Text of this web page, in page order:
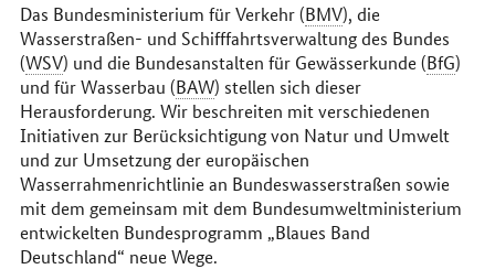
Das Bundesministerium für Verkehr (BMV), die
Wasserstraßen- und Schifffahrtsverwaltung des Bundes
(WSV) und die Bundesanstalten für Gewässerkunde (BfG)
und für Wasserbau (BAW) stellen sich dieser
Herausforderung. Wir beschreiten mit verschiedenen
Initiativen zur Berücksichtigung von Natur und Umwelt
und zur Umsetzung der europäischen
Wasserrahmenrichtlinie an Bundeswasserstraßen sowie
mit dem gemeinsam mit dem Bundesumweltministerium
entwickelten Bundesprogramm „Blaues Band
Deutschland“ neue Wege.